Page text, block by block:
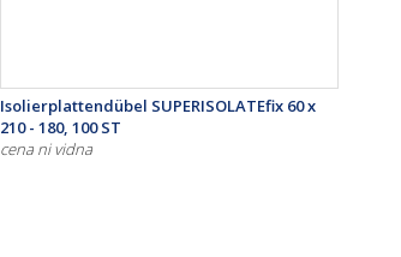
Isolierplattendübel SUPERISOLATEfix 60 x
210 - 180, 100 ST
cena ni vidna